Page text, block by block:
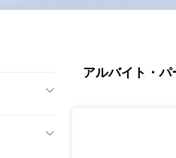
アルバイト・パ